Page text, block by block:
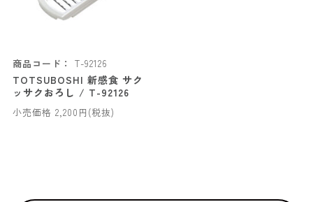
商品コード： T-92126
TOTSUBOSHI 新感食 サク
ッサクおろし / T-92126
小売価格 2,200円(税抜)